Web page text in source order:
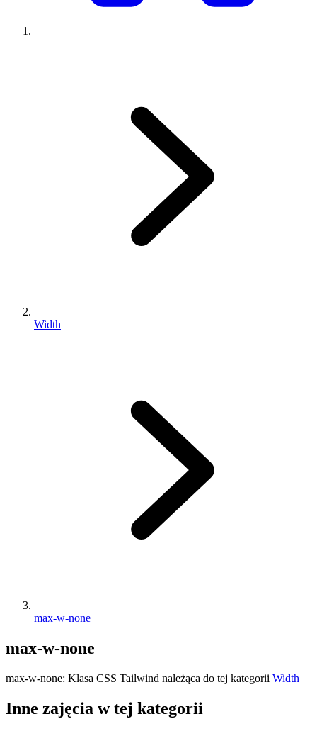
Width
max-w-none
max-w-none
max-w-none: Klasa CSS Tailwind należąca do tej kategorii Width
Inne zajęcia w tej kategorii